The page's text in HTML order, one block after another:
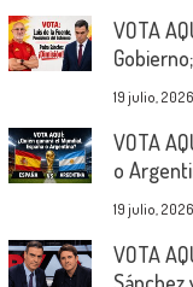
VOTA
19 julio, 2026
VOTA
o
19 julio, 2026
VOTA